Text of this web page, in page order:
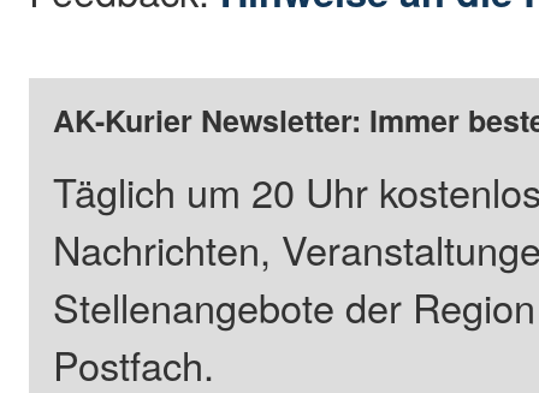
AK-Kurier Newsletter: Immer
Täglich um 20 Uhr
Nachrichten,
Stellenangebote der
Postfach.